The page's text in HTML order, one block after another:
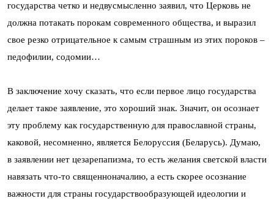
государства четко и недвусмысленно заявил, что Церковь не
должна потакать порокам современного общества, и выразил
свое резко отрицательное к самым страшным из этих пороков –
педофилии, содомии…
В заключение хочу сказать, что если первое лицо государства
делает такое заявление, это хороший знак. Значит, он осознает
эту проблему как государственную для православной страны,
каковой, несомненно, является Белоруссия (Беларусь). Думаю,
в заявлении нет цезарепапизма, то есть желания светской власти
навязать что-то священноначалию, а есть скорее осознание
важности для страны государствообразующей идеологии и